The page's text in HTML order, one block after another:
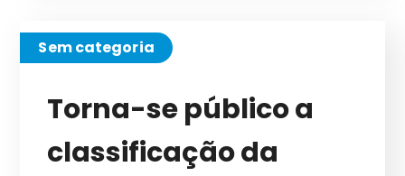
Sem categoria
Torna-se público a
classificação da